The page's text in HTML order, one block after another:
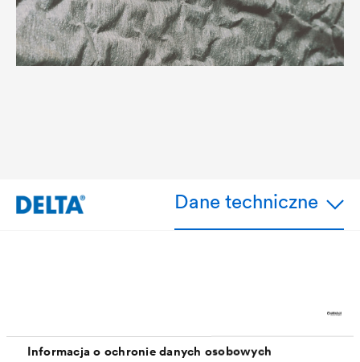
Informacja o ochronie danych osobowych
Dane techniczne
Łatwe i bezpieczne mocowanie